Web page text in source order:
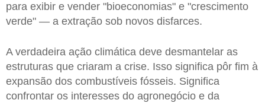
para exibir e vender "bioeconomias" e "crescimento
verde" — a extração sob novos disfarces.
A verdadeira ação climática deve desmantelar as
estruturas que criaram a crise. Isso significa pôr fim à
expansão dos combustíveis fósseis. Significa
confrontar os interesses do agronegócio e da